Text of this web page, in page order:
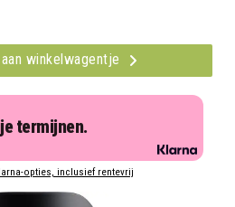
winkelwagentje
termijnen.
opties, inclusief rentevrij